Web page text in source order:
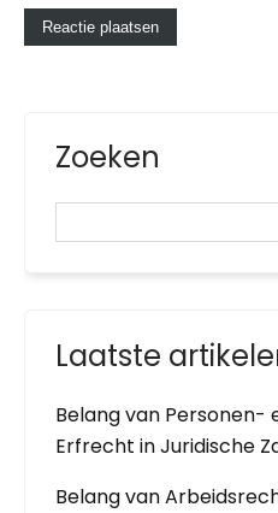
Zoeken
Laatste
Belang van Personen-
Erfrecht in Juridische
Belang van